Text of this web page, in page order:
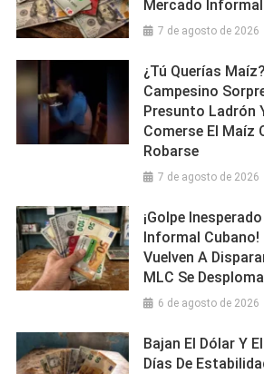
Mercado
7 de agosto de 2026
¿Tú Querías
Campesino
Presunto Ladrón
Comerse El Maíz
Robarse
7 de agosto de 2026
¡Golpe
Informal Cubano!
Vuelven A
MLC Se Desploma
6 de agosto de 2026
Bajan El Dólar Y
Días De